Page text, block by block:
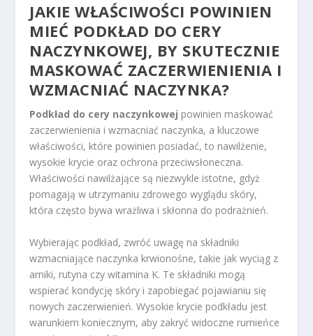
JAKIE WŁAŚCIWOŚCI POWINIEN
MIEĆ PODKŁAD DO CERY
NACZYNKOWEJ, BY SKUTECZNIE
MASKOWAĆ ZACZERWIENIENIA I
WZMACNIAĆ NACZYNKA?
Podkład do cery naczynkowej powinien maskować
zaczerwienienia i wzmacniać naczynka, a kluczowe
właściwości, które powinien posiadać, to nawilżenie,
wysokie krycie oraz ochrona przeciwsłoneczna.
Właściwości nawilżające są niezwykle istotne, gdyż
pomagają w utrzymaniu zdrowego wyglądu skóry,
która często bywa wrażliwa i skłonna do podrażnień.
Wybierając podkład, zwróć uwagę na składniki
wzmacniające naczynka krwionośne, takie jak wyciąg z
arniki, rutyna czy witamina K. Te składniki mogą
wspierać kondycję skóry i zapobiegać pojawianiu się
nowych zaczerwienień. Wysokie krycie podkładu jest
warunkiem koniecznym, aby zakryć widoczne rumieńce